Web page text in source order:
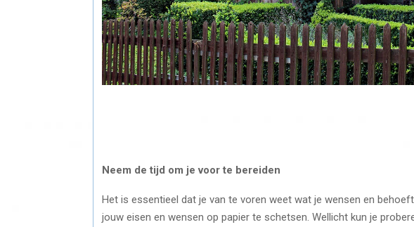
Neem de tijd om je voor te bereiden
Het is essentieel dat je van te voren weet wat je wensen en
jouw eisen en wensen op papier te schetsen. Wellicht kun je